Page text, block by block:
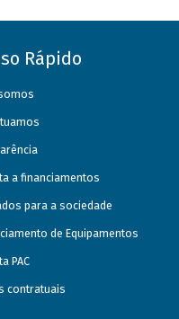
Rápido
a financiamentos
para a sociedade
de Equipamentos
PAC
contratuais